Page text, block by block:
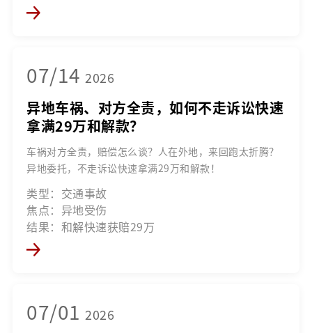
07/14 2026
异地车祸、对方全责，如何不走诉讼快速
拿满29万和解款？
车祸对方全责，赔偿怎么谈？人在外地，来回跑太折腾？
异地委托，不走诉讼快速拿满29万和解款！
类型：交通事故
焦点：异地受伤
结果：和解快速获赔29万
07/01 2026